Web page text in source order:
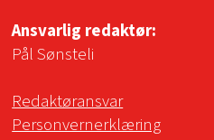
Ansvarlig redaktør:
Pål Sønsteli
Redaktøransvar
Personvernerklæring